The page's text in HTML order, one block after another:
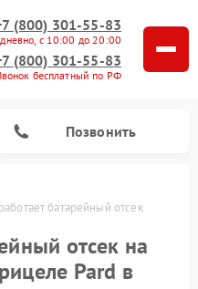
(800) 301-55-83
с 10:00 до 20:00
(800) 301-55-83
бесплатный по РФ
Позвонить
батарейный отсек
отсек на
Pard в